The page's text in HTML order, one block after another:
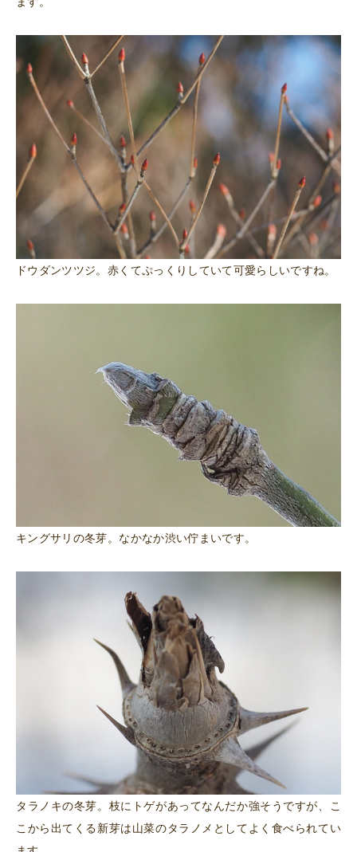
ドウダンツツジ。赤くてぷっくりしていて可愛らしいですね。
キングサリの冬芽。なかなか渋い佇まいです。
タラノキの冬芽。枝にトゲがあってなんだか強そうですが、こ
こから出てくる新芽は山菜のタラノメとしてよく食べられてい